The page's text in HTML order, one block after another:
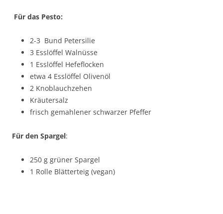
Für das Pesto:
2-3 Bund Petersilie
3 Esslöffel Walnüsse
1 Esslöffel Hefeflocken
etwa 4 Esslöffel Olivenöl
2 Knoblauchzehen
Kräutersalz
frisch gemahlener schwarzer Pfeffer
Für den Spargel:
250 g grüner Spargel
1 Rolle Blätterteig (vegan)